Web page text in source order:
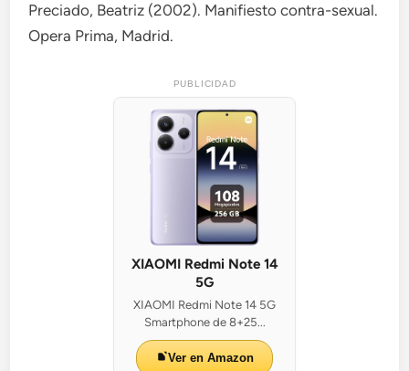
Preciado, Beatriz (2002). Manifiesto contra-sexual.
Opera Prima, Madrid.
PUBLICIDAD
XIAOMI Redmi Note 14
5G
XIAOMI Redmi Note 14 5G
Smartphone de 8+25...
Ver en Amazon